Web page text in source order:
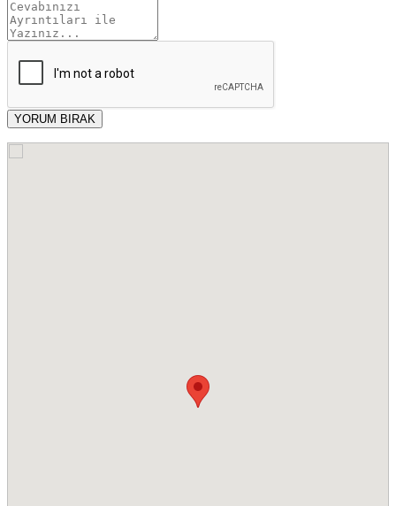
YORUM BIRAK